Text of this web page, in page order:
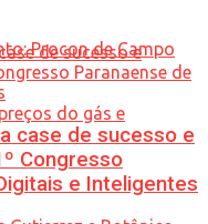
case de sucesso e
Congresso
e Inteligentes